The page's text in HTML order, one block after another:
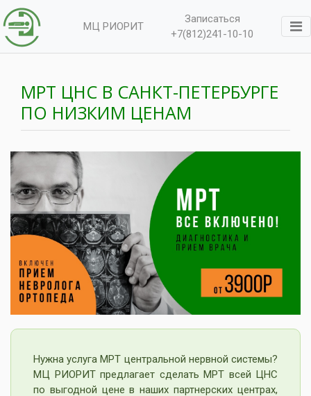
МЦ РИОРИТ
Записаться
+7(812)241-10-10
МРТ ЦНС В САНКТ-ПЕТЕРБУРГЕ
ПО НИЗКИМ ЦЕНАМ
Нужна услуга МРТ центральной нервной системы?
МЦ РИОРИТ предлагает сделать МРТ всей ЦНС
по выгодной цене в наших партнерских центрах,